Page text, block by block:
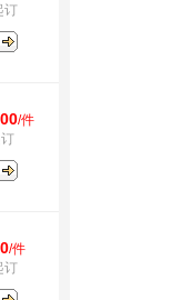
订
/件
/件
订